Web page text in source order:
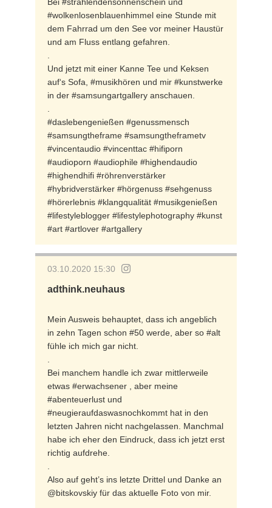
#wolkenlosenblauenhimmel eine Stunde mit
dem Fahrrad um den See vor meiner Haustür
und am Fluss entlang gefahren.
Und jetzt mit einer Kanne Tee und Keksen
auf‘s Sofa, #musikhören und mir #kunstwerke
in der #samsungartgallery anschauen.
#daslebengenießen #genussmensch
#samsungtheframe #samsungtheframetv
#vincentaudio #vincenttac #hifiporn
#audioporn #audiophile #highendaudio
#highendhifi #röhrenverstärker
#hybridverstärker #hörgenuss #sehgenuss
#hörerlebnis #klangqualität #musikgenießen
#lifestyleblogger #lifestylephotography #kunst
#art #artlover #artgallery
03.10.2020 15:30
adthink.neuhaus
Mein Ausweis behauptet, dass ich angeblich
in zehn Tagen schon #50 werde, aber so #alt
fühle ich mich gar nicht.
Bei manchem handle ich zwar mittlerweile
etwas #erwachsener , aber meine
#abenteuerlust und
#neugieraufdaswasnochkommt hat in den
letzten Jahren nicht nachgelassen. Manchmal
habe ich eher den Eindruck, dass ich jetzt erst
richtig aufdrehe.
Also auf geht’s ins letzte Drittel und Danke an
@bitskovskiy für das aktuelle Foto von mir.